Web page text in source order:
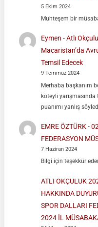
5 Ekim 2024
Muhteşem bir
Eymen -Atlı
Macaristan’da
Temsil Edecek
9 Temmuz 2024
Merhaba başkanım
köteyli
puanımı yanlış
EMRE ÖZTÜRK-
FEDERASYON
7 Haziran 2024
Bilgi için teşekkür
ATLI OKÇULUK
HAKKINDA
SPOR DALLARI
2024 İL